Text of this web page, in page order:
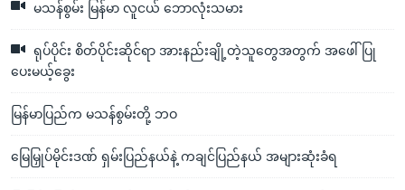
မသန်စွမ်း မြန်မာ လူငယ် ဘောလုံးသမား
ရုပ်ပိုင်း စိတ်ပိုင်းဆိုင်ရာ အားနည်းချို့တဲ့သူတွေအတွက် အဖေါ်ပြု
ပေးမယ့်ခွေး
မြန်မာပြည်က မသန်စွမ်းတို့ ဘဝ
မြေမြှုပ်မိုင်းဒဏ် ရှမ်းပြည်နယ်နဲ့ ကချင်ပြည်နယ် အများဆုံးခံရ